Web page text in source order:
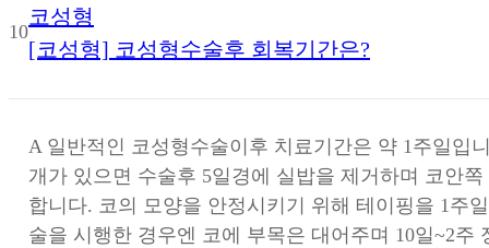
10
코성형
[코성형] 코성형수술후 회복기간은?
A일반적인 코성형수술이후 치료기간은 약 1주일입
개가 있으면 수술후 5일경에 실밥을 제거하며 코안
합니다. 코의 모양을 안정시키기 위해 테이핑을 1주
술을 시행한 경우엔 코에 부목은 대어주며 10일~2주